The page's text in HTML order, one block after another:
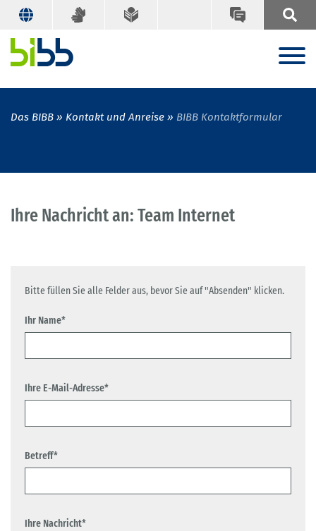
Das BIBB Kontakt und Anreise BIBB Kontaktformular
Ihre Nachricht an: Team Internet
Bitte füllen Sie alle Felder aus, bevor Sie auf "Absenden" klicken.
Ihr Name*
Ihre E-Mail-Adresse*
Betreff*
Ihre Nachricht*